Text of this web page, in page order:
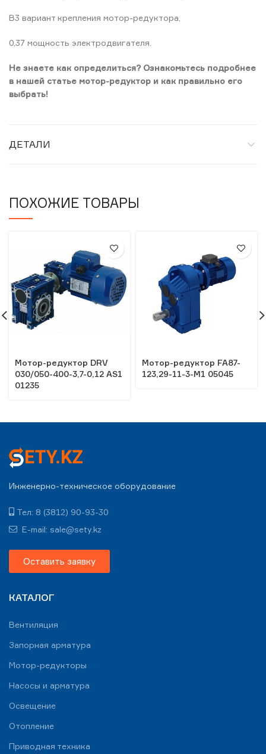
B3 вариант крепления мотор-редуктора,
0,37 мощность электродвигателя.
Не знаете как определиться? Ознакомьтесь подробнее
в нашей статье мотор-редуктор и как правильно его
выбрать!
ДЕТАЛИ
ПОХОЖИЕ ТОВАРЫ
Мотор-редуктор DRV
030/050-400-3,7-0,12 АS1
01235
Мотор-редуктор FA87-
123,29-11-3-M1 05045
Инженерно-техническое оборудование
Тел: 8 (3812) 90-93-30
E-mail: sale@sety.kz
Оставить заявку
КАТАЛОГ
Вентиляция
Запорная арматура
Мотор-редукторы
Насосы и арматура
Освещение
Отопление
Приводная техника